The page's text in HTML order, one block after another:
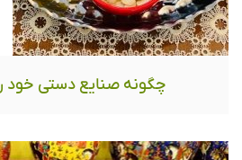
چگونه صنایع دستی خود